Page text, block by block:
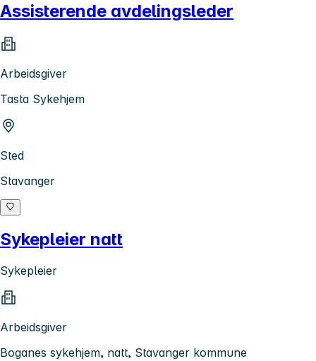
Assisterende avdelingsleder
Arbeidsgiver
Tasta Sykehjem
Sted
Stavanger
Sykepleier natt
Sykepleier
Arbeidsgiver
Boganes sykehjem, natt, Stavanger kommune